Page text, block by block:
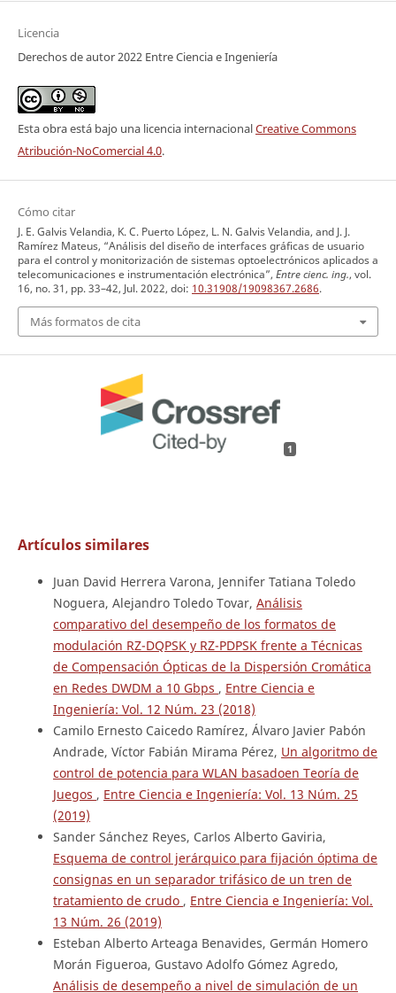
Licencia
Derechos de autor 2022 Entre Ciencia e Ingeniería
Esta obra está bajo una licencia internacionalCreative Commons
Atribución-NoComercial 4.0.
Cómo citar
J. E. Galvis Velandia, K. C. Puerto López, L. N. Galvis Velandia, and J. J.
Ramírez Mateus, “Análisis del diseño de interfaces gráficas de usuario
para el control y monitorización de sistemas optoelectrónicos aplicados a
telecomunicaciones e instrumentación electrónica”, Entre cienc. ing., vol.
16, no. 31, pp. 33–42, Jul. 2022, doi: 10.31908/19098367.2686.
Más formatos de cita
1
Artículos similares
Juan David Herrera Varona, Jennifer Tatiana Toledo
Noguera, Alejandro Toledo Tovar, Análisis
comparativo del desempeño de los formatos de
modulación RZ-DQPSK y RZ-PDPSK frente a Técnicas
de Compensación Ópticas de la Dispersión Cromática
en Redes DWDM a 10 Gbps , Entre Ciencia e
Ingeniería: Vol. 12 Núm. 23 (2018)
Camilo Ernesto Caicedo Ramírez, Álvaro Javier Pabón
Andrade, Víctor Fabián Mirama Pérez, Un algoritmo de
control de potencia para WLAN basadoen Teoría de
Juegos , Entre Ciencia e Ingeniería: Vol. 13 Núm. 25
(2019)
Sander Sánchez Reyes, Carlos Alberto Gaviria,
Esquema de control jerárquico para fijación óptima de
consignas en un separador trifásico de un tren de
tratamiento de crudo , Entre Ciencia e Ingeniería: Vol.
13 Núm. 26 (2019)
Esteban Alberto Arteaga Benavides, Germán Homero
Morán Figueroa, Gustavo Adolfo Gómez Agredo,
Análisis de desempeño a nivel de simulación de un